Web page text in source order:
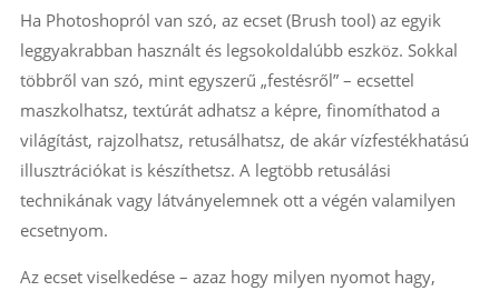
Ha Photoshopról van szó, az ecset (Brush tool) az egyik
leggyakrabban használt és legsokoldalúbb eszköz. Sokkal
többről van szó, mint egyszerű „festésről” – ecsettel
maszkolhatsz, textúrát adhatsz a képre, finomíthatod a
világítást, rajzolhatsz, retusálhatsz, de akár vízfestékhatású
illusztrációkat is készíthetsz. A legtöbb retusálási
technikának vagy látványelemnek ott a végén valamilyen
ecsetnyom.
Az ecset viselkedése – azaz hogy milyen nyomot hagy,